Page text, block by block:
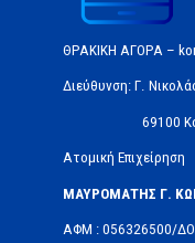
ΘΡΑΚΙΚΗ ΑΓΟΡΑ –
Διεύθυνση: Γ.
69100
Ατομική Επιχείρηση
ΜΑΥΡΟΜΑΤΗΣ Γ.
ΑΦΜ : 056326500/